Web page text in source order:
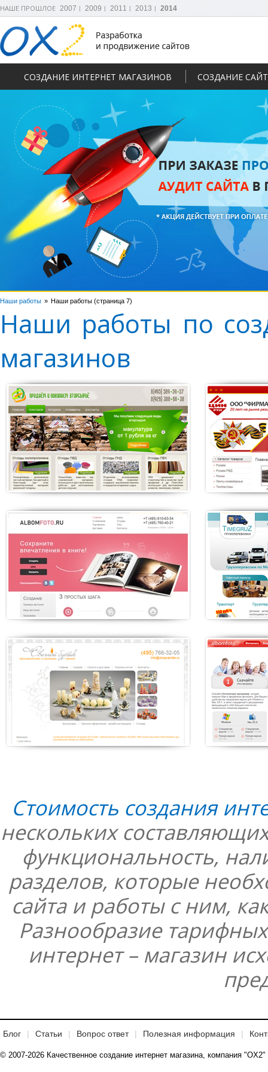
СОЗДАНИЕ ИНТЕРНЕТ МАГАЗИНОВ СОЗДАНИЕ
НАШЕ ПРОШЛОЕ 2007 2009 2011 2013 2014
Наши работы Наши работы (страница 7)
Наши работы по
магазинов
«Фирма «ЦИН»
Создание интернет-
магазина по поставкам
РТИ и АТИ
продаже
«TimeGruz»
Создание дизайна
транспортной компании
«To-
техники
«AlbomPhoto»
Создание сайта по
производству печатной
продукции
Рынок
Стоимость создания
нескольких
функциональность,
разделов, которые
сайта и работы с ним,
Разнообразие
интернет – магазин
Блог Статьи Вопрос ответ Полезная информация
© 2007-2026 Качественное создание интернет магазина, компания "OX2"